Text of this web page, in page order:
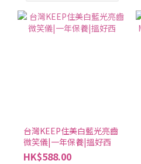
台灣KEEP住美白藍光亮齒
微笑儀|一年保養|搵好西
HK$588.00